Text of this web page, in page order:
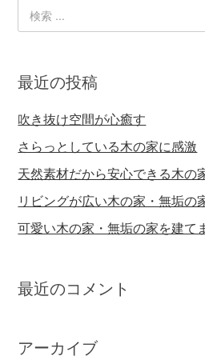
最近の投稿
吹き抜け空間が心癒す
さらっとしている木の家に感激
天然素材だから安心できる木の
リビングが広い木の家・無垢の
可愛い木の家・無垢の家を建て
最近のコメント
アーカイブ